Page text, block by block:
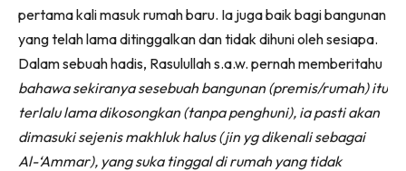
pertama kali masuk rumah baru. Ia juga baik bagi bangunan
yang telah lama ditinggalkan dan tidak dihuni oleh sesiapa.
Dalam sebuah hadis, Rasulullah s.a.w. pernah memberitahu
bahawa sekiranya sesebuah bangunan (premis/rumah) itu
terlalu lama dikosongkan (tanpa penghuni), ia pasti akan
dimasuki sejenis makhluk halus (jin yg dikenali sebagai
Al-‘Ammar), yang suka tinggal di rumah yang tidak